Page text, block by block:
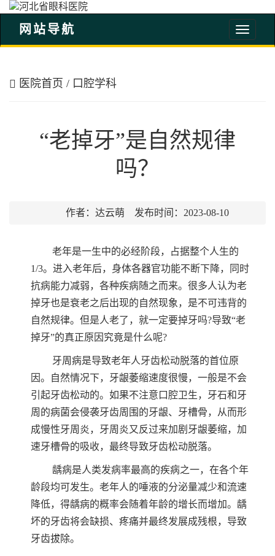
河
北
网站导航
医院首页 / 口腔学科
“老掉牙”是自然规律
吗？
作者：达云萌 发布时间：2023-08-10
老年是一生中的必经阶段，占据整个人生的
1/3。进入老年后，身体各器官功能不断下降，同时
抗病能力减弱，各种疾病随之而来。很多人认为老
掉牙也是衰老之后出现的自然现象，是不可违背的
自然规律。但是人老了，就一定要掉牙吗?导致“老
掉牙”的真正原因究竟是什么呢?
牙周病是导致老年人牙齿松动脱落的首位原
因。自然情况下，牙龈萎缩速度很慢，一般是不会
引起牙齿松动的。如果不注意口腔卫生，牙石和牙
周的病菌会侵袭牙齿周围的牙龈、牙槽骨，从而形
成慢性牙周炎，牙周炎又反过来加剧牙龈萎缩，加
速牙槽骨的吸收，最终导致牙齿松动脱落。
龋病是人类发病率最高的疾病之一，在各个年
龄段均可发生。老年人的唾液的分泌量减少和流速
降低，得龋病的概率会随着年龄的增长而增加。龋
坏的牙齿将会缺损、疼痛并最终发展成残根，导致
牙齿拔除。